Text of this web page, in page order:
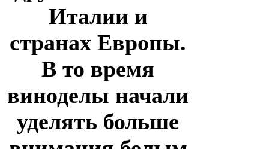
Италии и
странах Европы.
В то время
виноделы начали
уделять больше